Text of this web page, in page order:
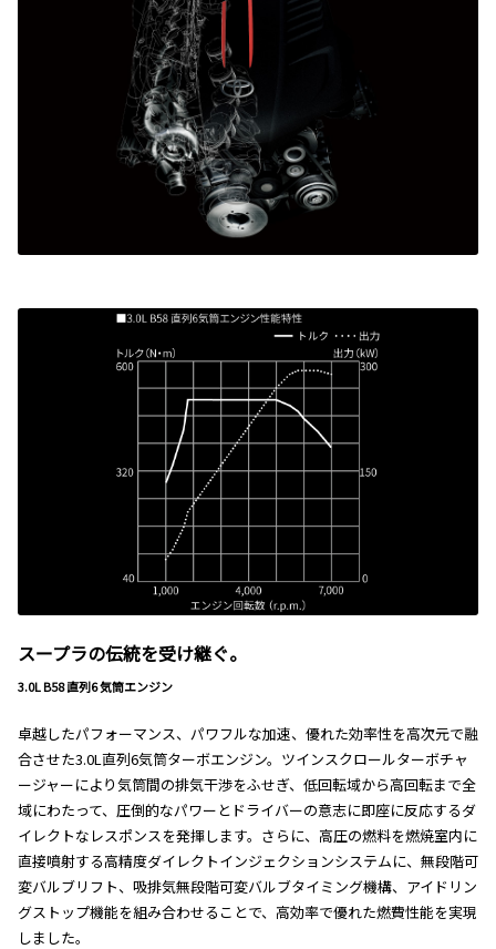
スープラの伝統を受け継ぐ。
3.0L B58 直列6 気筒エンジン
卓越したパフォーマンス、パワフルな加速、優れた効率性を高次元で融
合させた3.0L直列6気筒ターボエンジン。ツインスクロールターボチャ
ージャーにより気筒間の排気干渉をふせぎ、低回転域から高回転まで全
域にわたって、圧倒的なパワーとドライバーの意志に即座に反応するダ
イレクトなレスポンスを発揮します。さらに、高圧の燃料を燃焼室内に
直接噴射する高精度ダイレクトインジェクションシステムに、無段階可
変バルブリフト、吸排気無段階可変バルブタイミング機構、アイドリン
グストップ機能を組み合わせることで、高効率で優れた燃費性能を実現
しました。